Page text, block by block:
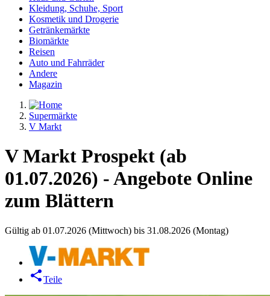
Kleidung, Schuhe, Sport
Kosmetik und Drogerie
Getränkemärkte
Biomärkte
Reisen
Auto und Fahrräder
Andere
Magazin
Supermärkte
V Markt
V Markt Prospekt (ab
01.07.2026) - Angebote Online
zum Blättern
Gültig ab 01.07.2026 (Mittwoch) bis 31.08.2026 (Montag)
Teile